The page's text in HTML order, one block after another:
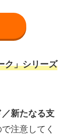
ク」シリーズ
／新たなる支
注意してく